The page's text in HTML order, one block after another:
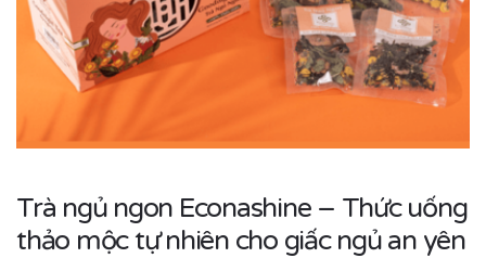
Trà ngủ ngon Econashine – Thức uống
thảo mộc tự nhiên cho giấc ngủ an yên